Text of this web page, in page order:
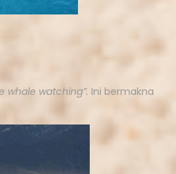
whale watching”. Ini bermakna